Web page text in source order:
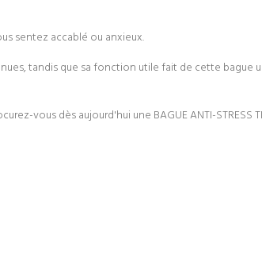
sentez accablé ou anxieux.
tandis que sa fonction utile fait de cette
vous dès aujourd'hui une BAGUE ANTI-STRESS